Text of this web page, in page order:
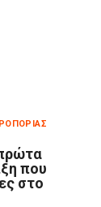
που
στο